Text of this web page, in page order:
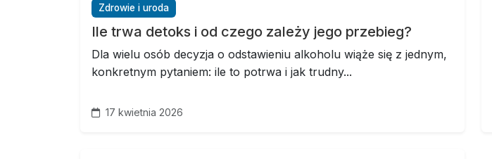
Zdrowie i uroda
Ile trwa detoks i od czego zależy jego przebieg?
Dla wielu osób decyzja o odstawieniu alkoholu wiąże się z jednym,
konkretnym pytaniem: ile to potrwa i jak trudny...
17 kwietnia 2026